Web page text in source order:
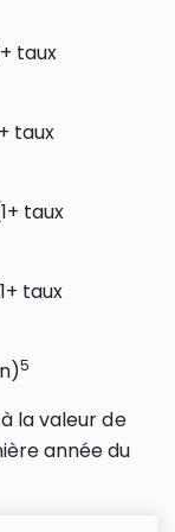
taux
taux
taux
taux
5
la valeur de
année du